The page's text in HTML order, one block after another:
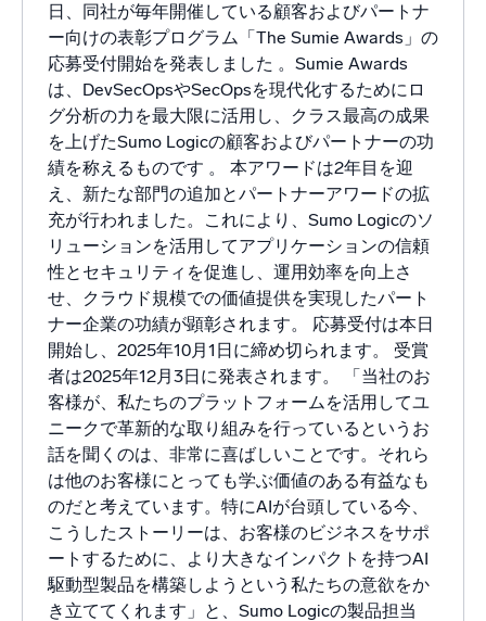
日、同社が毎年開催している顧客およびパートナ
ー向けの表彰プログラム「The Sumie Awards」の
応募受付開始を発表しました 。Sumie Awards
は、DevSecOpsやSecOpsを現代化するためにロ
グ分析の力を最大限に活用し、クラス最高の成果
を上げたSumo Logicの顧客およびパートナーの功
績を称えるものです 。 本アワードは2年目を迎
え、新たな部門の追加とパートナーアワードの拡
充が行われました。これにより、Sumo Logicのソ
リューションを活用してアプリケーションの信頼
性とセキュリティを促進し、運用効率を向上さ
せ、クラウド規模での価値提供を実現したパート
ナー企業の功績が顕彰されます。 応募受付は本日
開始し、2025年10月1日に締め切られます。 受賞
者は2025年12月3日に発表されます。 「当社のお
客様が、私たちのプラットフォームを活用してユ
ニークで革新的な取り組みを行っているというお
話を聞くのは、非常に喜ばしいことです。それら
は他のお客様にとっても学ぶ価値のある有益なも
のだと考えています。特にAIが台頭している今、
こうしたストーリーは、お客様のビジネスをサポ
ートするために、より大きなインパクトを持つAI
駆動型製品を構築しようという私たちの意欲をか
き立ててくれます」と、Sumo Logicの製品担当